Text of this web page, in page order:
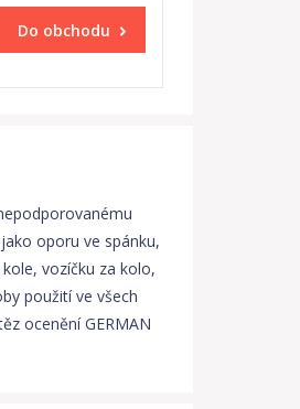
Do obchodu
oporu ve spánku,
vozíčku za kolo,
použití ve všech
ocenění GERMAN